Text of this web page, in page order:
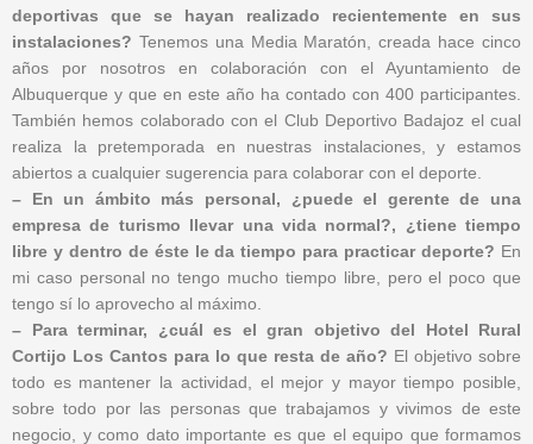
deportivas que se hayan realizado recientemente en sus
instalaciones? Tenemos una Media Maratón, creada hace cinco
años por nosotros en colaboración con el Ayuntamiento de
Albuquerque y que en este año ha contado con 400 participantes.
También hemos colaborado con el Club Deportivo Badajoz el cual
realiza la pretemporada en nuestras instalaciones, y estamos
abiertos a cualquier sugerencia para colaborar con el deporte.
– En un ámbito más personal, ¿puede el gerente de una
empresa de turismo llevar una vida normal?, ¿tiene tiempo
libre y dentro de éste le da tiempo para practicar deporte? En
mi caso personal no tengo mucho tiempo libre, pero el poco que
tengo sí lo aprovecho al máximo.
– Para terminar, ¿cuál es el gran objetivo del Hotel Rural
Cortijo Los Cantos para lo que resta de año? El objetivo sobre
todo es mantener la actividad, el mejor y mayor tiempo posible,
sobre todo por las personas que trabajamos y vivimos de este
negocio, y como dato importante es que el equipo que formamos